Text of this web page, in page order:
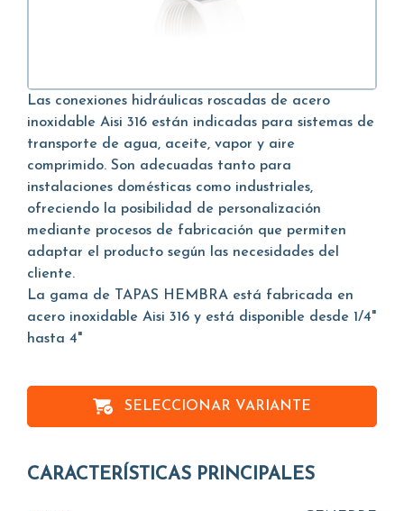
Las conexiones hidráulicas roscadas de acero
inoxidable Aisi 316 están indicadas para sistemas de
transporte de agua, aceite, vapor y aire
comprimido. Son adecuadas tanto para
instalaciones domésticas como industriales,
ofreciendo la posibilidad de personalización
mediante procesos de fabricación que permiten
adaptar el producto según las necesidades del
cliente.
La gama de TAPAS HEMBRA está fabricada en
acero inoxidable Aisi 316 y está disponible desde 1/4"
hasta 4"
SELECCIONAR VARIANTE
CARACTERÍSTICAS PRINCIPALES